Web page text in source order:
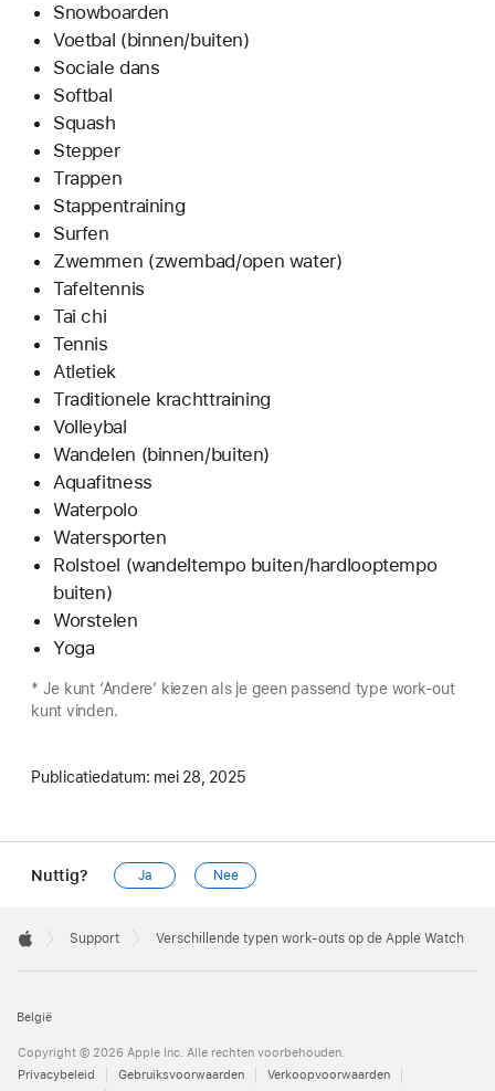
Snowboarden
Voetbal (binnen/buiten)
Sociale dans
Softbal
Squash
Stepper
Trappen
Stappentraining
Surfen
Zwemmen (zwembad/open water)
Tafeltennis
Tai chi
Tennis
Atletiek
Traditionele krachttraining
Volleybal
Wandelen (binnen/buiten)
Aquafitness
Waterpolo
Watersporten
Rolstoel (wandeltempo buiten/hardlooptempo
buiten)
Worstelen
Yoga
* Je kunt ‘Andere’ kiezen als je geen passend type work-out
kunt vinden.
Publicatiedatum: mei 28, 2025
Nuttig? Ja Nee
Footer

Support Verschillende typen work-outs op de Apple Watch
België
Copyright © 2026 Apple Inc. Alle rechten voorbehouden.
Privacybeleid
Gebruiksvoorwaarden
Verkoopvoorwaarden